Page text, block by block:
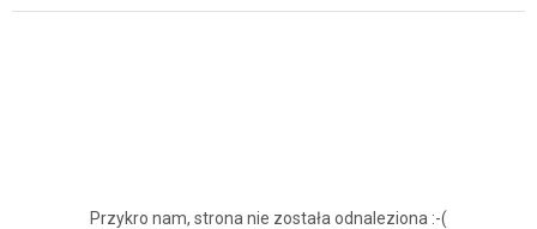
Przykro nam, strona nie została odnaleziona :-(